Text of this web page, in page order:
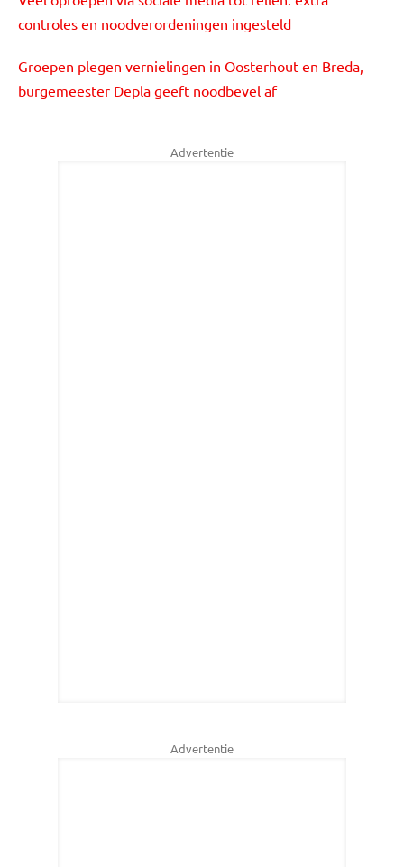
controles en noodverordeningen ingesteld
Groepen plegen vernielingen in Oosterhout en Breda,
burgemeester Depla geeft noodbevel af
Advertentie
Advertentie